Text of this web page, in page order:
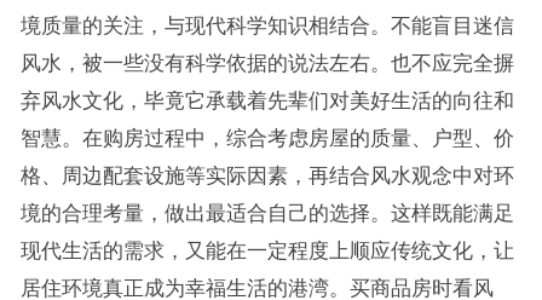
境质量的关注，与现代科学知识相结合。不能盲目迷信
风水，被一些没有科学依据的说法左右。也不应完全摒
弃风水文化，毕竟它承载着先辈们对美好生活的向往和
智慧。在购房过程中，综合考虑房屋的质量、户型、价
格、周边配套设施等实际因素，再结合风水观念中对环
境的合理考量，做出最适合自己的选择。这样既能满足
现代生活的需求，又能在一定程度上顺应传统文化，让
居住环境真正成为幸福生活的港湾。买商品房时看风